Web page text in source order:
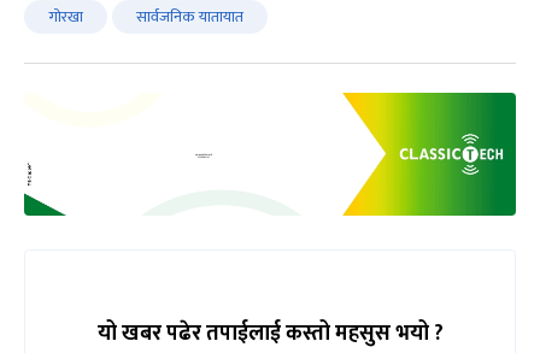
गोरखा सार्वजनिक यातायात
यो खबर पढेर तपाईलाई कस्तो महसुस भयो ?